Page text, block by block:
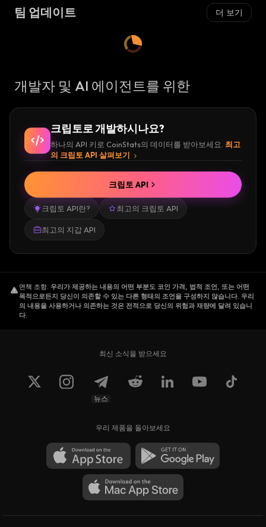
팀 업데이트 더 보기
개발자 및 AI 에이전트를 위한
크립토로 개발하시나요?
하나의 API 키로 CoinStats의 데이터를 받아보세요. 최고
의 크립토 API 살펴보기
크립토 API란? 최고의 크립토 API
최고의 지갑 API
크립토 API
면책 조항. 우리가 제공하는 내용의 어떤 부분도 코인 가격, 법적 조언, 또는 어떤
목적으로든지 당신이 의존할 수 있는 다른 형태의 조언을 구성하지 않습니다. 우리
의 내용을 사용하거나 의존하는 것은 전적으로 당신의 위험과 재량에 달려 있습니
다.
최신 소식을 받으세요
뉴스
우리 제품을 돌아보세요